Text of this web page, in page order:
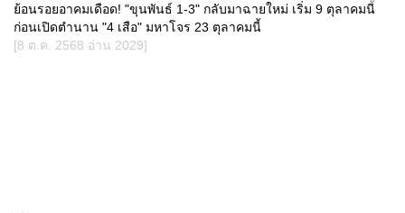
ย้อนรอยอาคมเดือด! "ขุนพันธ์ 1-3" กลับมาฉายใหม่ เริ่ม 9 ตุลาคมนี้
ก่อนเปิดตำนาน "4 เสือ" มหาโจร 23 ตุลาคมนี้
[8 ต.ค. 2568 อ่าน 2029]